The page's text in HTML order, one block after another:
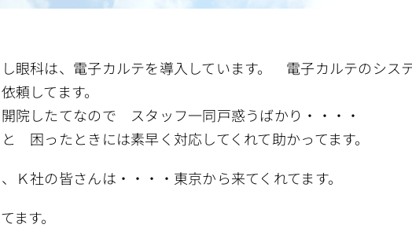
し眼科は、電子カルテを導入しています。 電子カルテのシス
頼してます。
院したてなので スタッフ一同戸惑うばかり・・・・
困ったときには素早く対応してくれて助かってます。
Ｋ社の皆さんは・・・・東京から来てくれてます。
ます。